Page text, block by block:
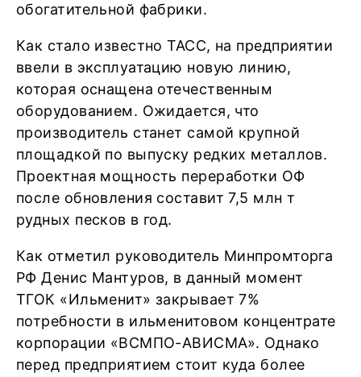
обогатительной фабрики.
Как стало известно ТАСС, на предприятии
ввели в эксплуатацию новую линию,
которая оснащена отечественным
оборудованием. Ожидается, что
производитель станет самой крупной
площадкой по выпуску редких металлов.
Проектная мощность переработки ОФ
после обновления составит 7,5 млн т
рудных песков в год.
Как отметил руководитель Минпромторга
РФ Денис Мантуров, в данный момент
ТГОК «Ильменит» закрывает 7%
потребности в ильменитовом концентрате
корпорации «ВСМПО-АВИСМА». Однако
перед предприятием стоит куда более